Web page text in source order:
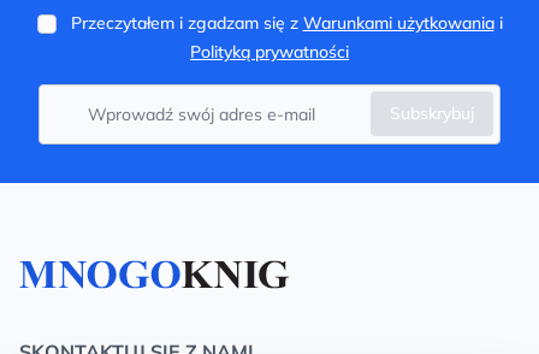
Przeczytałem i zgadzam się z Warunkami użytkowaniai
Polityką prywatności
Subskrybuj